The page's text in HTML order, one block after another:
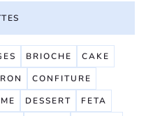
BRIOCHE
CAKE
CONFITURE
DESSERT
FETA